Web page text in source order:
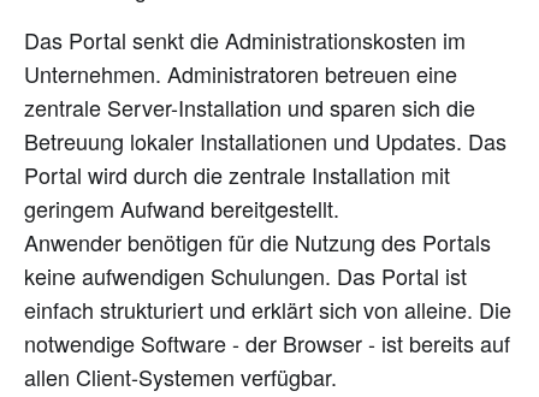
Das Portal senkt die Administrationskosten im
Unternehmen. Administratoren betreuen eine
zentrale Server-Installation und sparen sich die
Betreuung lokaler Installationen und Updates. Das
Portal wird durch die zentrale Installation mit
geringem Aufwand bereitgestellt.
Anwender benötigen für die Nutzung des Portals
keine aufwendigen Schulungen. Das Portal ist
einfach strukturiert und erklärt sich von alleine. Die
notwendige Software - der Browser - ist bereits auf
allen Client-Systemen verfügbar.